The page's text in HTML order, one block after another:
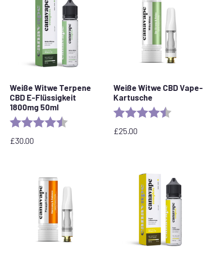
Weiße Witwe Terpene
CBD E-Flüssigkeit
1800mg 50ml
Bewertung: 4,7 von 5 Sternen
£30.00
Weiße Witwe CBD Vape-
Kartusche
Bewertung:
£25.00